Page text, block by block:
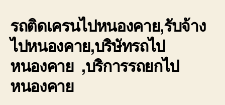
รถติดเครนไปหนองคาย,รับจ้าง
ไปหนองคาย,บริษัทรถไป
หนองคาย ,บริการรถยกไป
หนองคาย